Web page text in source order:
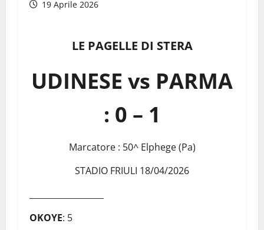
19 Aprile 2026
LE PAGELLE DI STERA
UDINESE vs PARMA
: 0 – 1
Marcatore : 50^ Elphege (Pa)
STADIO FRIULI 18/04/2026
OKOYE: 5